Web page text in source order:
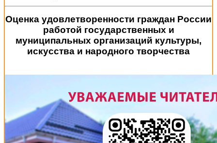
Оценка удовлетворенности граждан России
работой государственных и
муниципальных организаций культуры,
искусства и народного творчества